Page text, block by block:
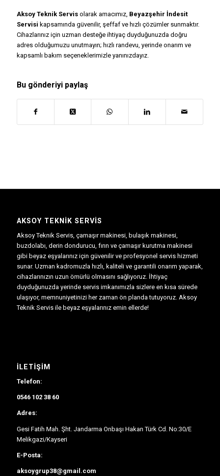
Aksoy Teknik Servisolarak amacımız, Beyazşehir İndesit
Servisi kapsamında güvenilir, şeffaf ve hızlı çözümler sunmaktır.
Cihazlarınız için uzman desteğe ihtiyaç duyduğunuzda doğru
adres olduğumuzu unutmayın; hızlı randevu, yerinde onarım ve
kapsamlı bakım seçeneklerimizle yanınızdayız.
Bu gönderiyi paylaş
AKSOY TEKNIK SERVIS
Aksoy Teknik Servis, çamaşır makinesi, bulaşık makinesi,
buzdolabı, derin dondurucu, fırın ve çamaşır kurutma makinesi
gibi beyaz eşyalarınız için güvenilir ve profesyonel servis hizmeti
sunar. Uzman kadromuzla hızlı, kaliteli ve garantili onarım yaparak,
cihazlarınızın uzun ömürlü olmasını sağlıyoruz. İhtiyaç
duyduğunuzda yerinde servis imkanımızla sizlere en kısa sürede
ulaşıyor, memnuniyetinizi her zaman ön planda tutuyoruz. Aksoy
Teknik Servis ile beyaz eşyalarınız emin ellerde!
İLETIŞIM
Telefon:
0546 102 38 60
Adres:
Gesi Fatih Mah. Şht. Jandarma Onbaşı Hakan Türk Cd. No:30/E
Melikgazi/Kayseri
E-Posta:
aksoygrup38@gmail.com